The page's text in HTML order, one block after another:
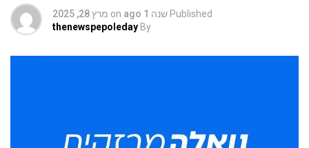
Published שנה 1 ago on מרץ 28, 2025
By
thenewspepoleday